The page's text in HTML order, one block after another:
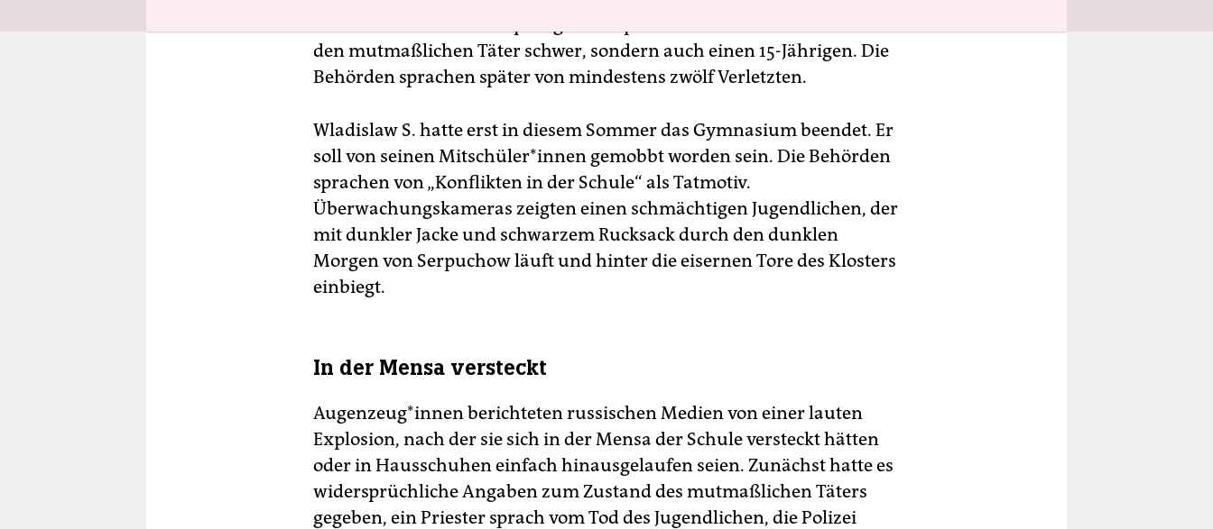
den mutmaßlichen Täter schwer, sondern auch einen 15-Jährigen. Die
Behörden sprachen später von mindestens zwölf Verletzten.
Wladislaw S. hatte erst in diesem Sommer das Gymnasium beendet. Er
soll von seinen Mit­schü­le­r*in­nen gemobbt worden sein. Die Behörden
sprachen von „Konflikten in der Schule“ als Tatmotiv.
Überwachungskameras zeigten einen schmächtigen Jugendlichen, der
mit dunkler Jacke und schwarzem Rucksack durch den dunklen
Morgen von Serpuchow läuft und hinter die eisernen Tore des Klosters
einbiegt.
In der Mensa versteckt
Au­gen­zeu­g*­in­nen berichteten russischen Medien von einer lauten
Explosion, nach der sie sich in der Mensa der Schule versteckt hätten
oder in Hausschuhen einfach hinausgelaufen seien. Zunächst hatte es
widersprüchliche Angaben zum Zustand des mutmaßlichen Täters
gegeben, ein Priester sprach vom Tod des Jugendlichen, die Polizei